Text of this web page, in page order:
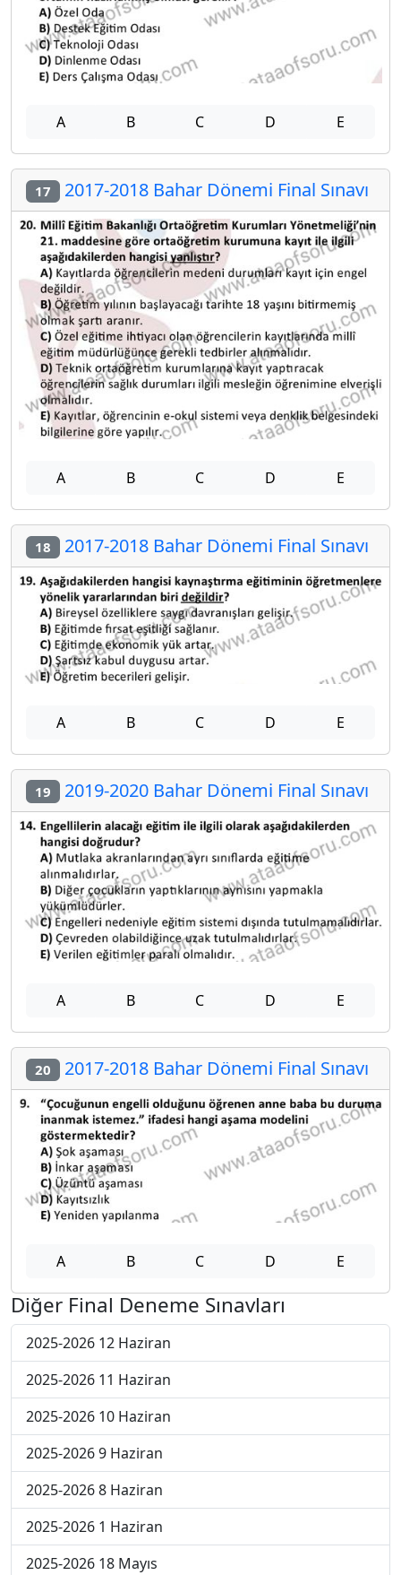
A B C D E
17 2017-2018 Bahar Dönemi Final Sınavı
A B C D E
18 2017-2018 Bahar Dönemi Final Sınavı
A B C D E
19 2019-2020 Bahar Dönemi Final Sınavı
A B C D E
20 2017-2018 Bahar Dönemi Final Sınavı
A B C D E
Diğer Final Deneme Sınavları
2025-2026 12 Haziran
2025-2026 11 Haziran
2025-2026 10 Haziran
2025-2026 9 Haziran
2025-2026 8 Haziran
2025-2026 1 Haziran
2025-2026 18 Mayıs